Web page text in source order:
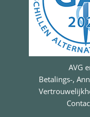
AVG
Betalings-,